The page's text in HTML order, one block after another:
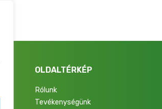
OLDALTÉRKÉP
Rólunk
Tevékenységünk